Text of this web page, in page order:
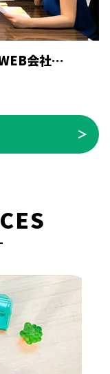
会社…
＞